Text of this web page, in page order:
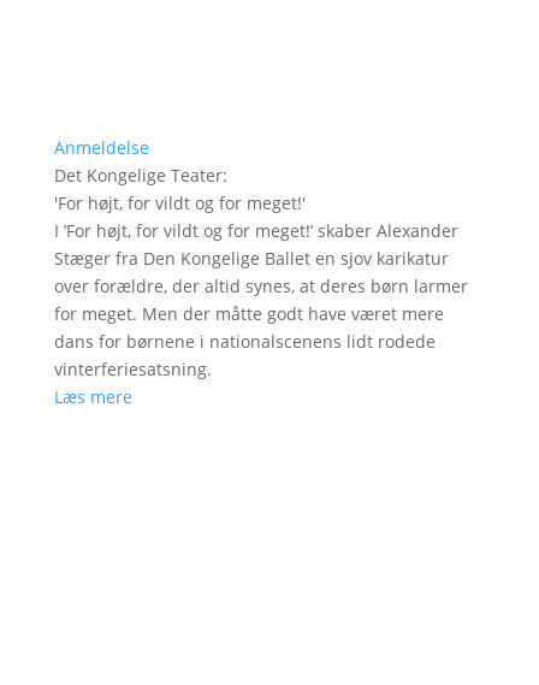
Anmeldelse
Det Kongelige Teater:
'For højt, for vildt og for meget!'
I ’For højt, for vildt og for meget!’ skaber Alexander
Stæger fra Den Kongelige Ballet en sjov karikatur
over forældre, der altid synes, at deres børn larmer
for meget. Men der måtte godt have været mere
dans for børnene i nationalscenens lidt rodede
vinterferiesatsning.
Læs mere